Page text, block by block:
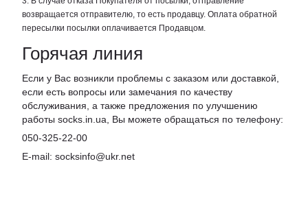
возвращается отправителю, то есть продавцу. Оплата обратной
пересылки посылки оплачивается Продавцом.
Горячая линия
Если у Вас возникли проблемы с заказом или доставкой,
если есть вопросы или замечания по качеству
обслуживания, а также предложения по улучшению
работы socks.in.ua, Вы можете обращаться по телефону:
050-325-22-00
E-mail: socksinfo@ukr.net